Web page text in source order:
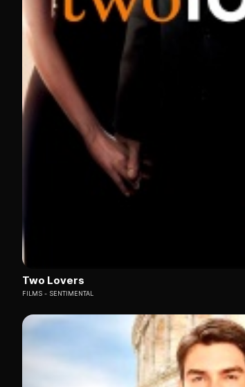
Two Lovers
FILMS SENTIMENTAL